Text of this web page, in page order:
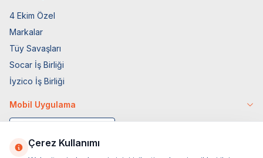
4 Ekim Özel
Markalar
Tüy Savaşları
Socar İş Birliği
İyzico İş Birliği
Mobil Uygulama
Çerez Kullanımı